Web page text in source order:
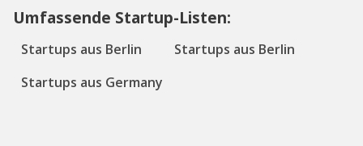
Umfassende Startup-Listen:
Startups aus Berlin
Startups aus Berlin
Startups aus Germany